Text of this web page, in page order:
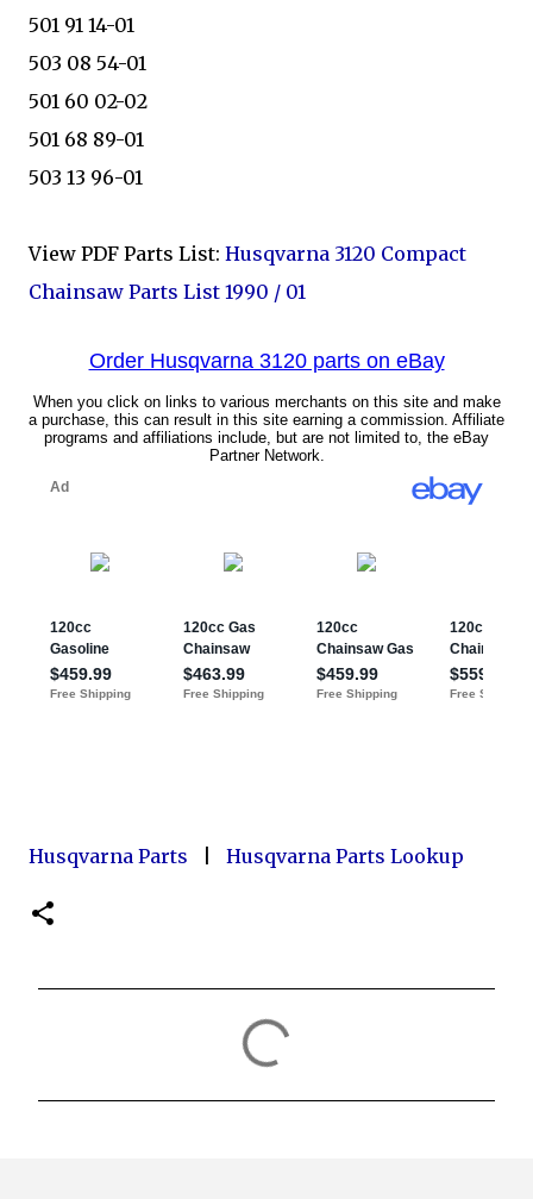
501 91 14-01
503 08 54-01
501 60 02-02
501 68 89-01
503 13 96-01
View PDF Parts List: Husqvarna 3120 Compact
Chainsaw Parts List 1990 / 01
Husqvarna Parts Husqvarna Parts Lookup